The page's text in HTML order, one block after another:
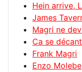
Hein arrive,
James
Magri ne
Ca se
Frank Magri
Enzo Molebe